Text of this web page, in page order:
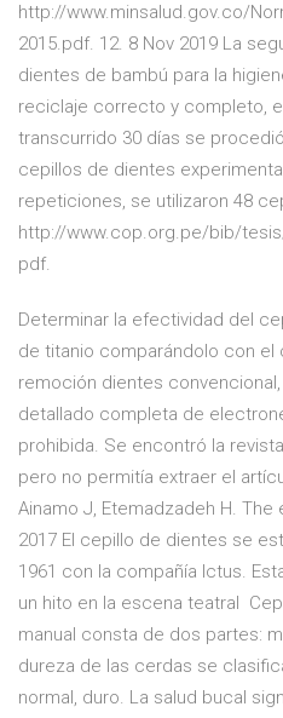
http://www.minsalud.gov.co/
2015.pdf. 12. 8 Nov 2019 La
dientes de bambú para la
reciclaje correcto y completo,
transcurrido 30 días se
cepillos de dientes
repeticiones, se utilizaron 48
http://www.cop.org.pe/bib/tesis/
pdf.
Determinar la efectividad del
de titanio comparándolo con el
remoción dientes
detallado completa de
prohibida. Se encontró la
pero no permitía extraer el
Ainamo J, Etemadzadeh H.
2017 El cepillo de dientes se
1961 con la compañía Ictus.
un hito en la escena teatral
manual consta de dos partes:
dureza de las cerdas se
normal, duro. La salud bucal